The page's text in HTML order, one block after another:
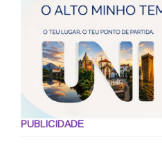
PUBLICIDADE